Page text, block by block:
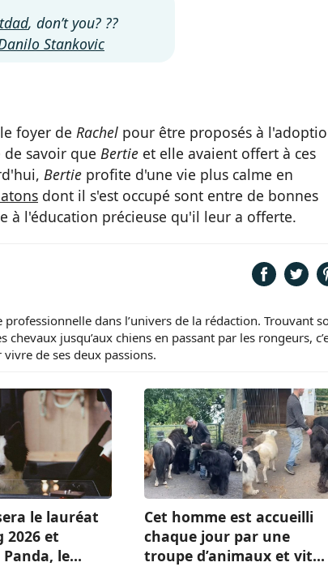
, don’t you? ??
Stankovic
foyer de Rachel pour être proposés à
savoir que Bertie et elle avaient offert à ces
Bertie profite d'une vie plus calme en
dont il s'est occupé sont entre de bonnes
à l'éducation précieuse qu'il leur a offerte.
professionnelle dans l’univers de la rédaction. Trouvant
jusqu’aux chiens en passant par les rongeurs,
de ses deux passions.
le lauréat
2026 et
le
Cet homme est accueilli
chaque jour par une
troupe d’animaux et vit